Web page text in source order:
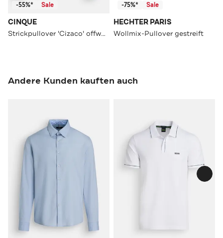
-55%* Sale
CINQUE
Strickpullover 'Cizaco' offwhite
-75%* Sale
HECHTER PARIS
Wollmix-Pullover gestreift
Andere Kunden kauften auch